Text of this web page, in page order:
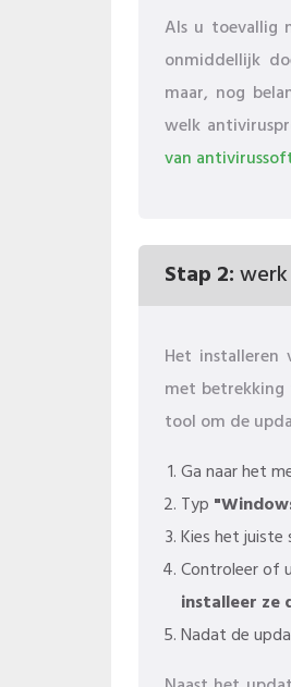
Als u toevallig
onmiddellijk
maar, nog
welk
van
Stap 2:
Het installeren
met betrekking
tool om de
Ga naar het
Typ
Kies het juiste
Controleer of
installeer ze
Nadat de